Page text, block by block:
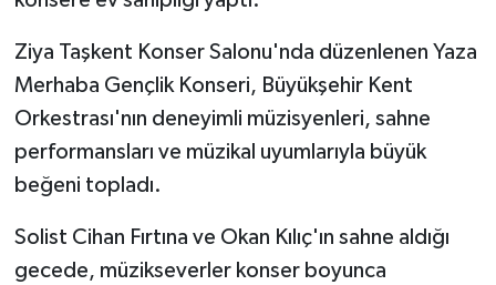
Ziya Taşkent Konser Salonu'nda düzenlenen Yaza
Merhaba Gençlik Konseri, Büyükşehir Kent
Orkestrası'nın deneyimli müzisyenleri, sahne
performansları ve müzikal uyumlarıyla büyük
beğeni topladı.
Solist Cihan Fırtına ve Okan Kılıç'ın sahne aldığı
gecede, müzikseverler konser boyunca